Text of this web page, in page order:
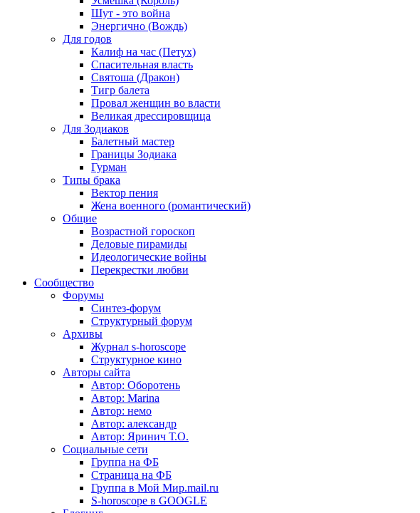
Шут - это война
Энергично (Вождь)
Для годов
Калиф на час (Петух)
Спасительная власть
Святоша (Дракон)
Тигр балета
Провал женщин во власти
Великая дрессировщица
Для Зодиаков
Балетный мастер
Границы Зодиака
Гурман
Типы брака
Вектор пения
Жена военного (романтический)
Общие
Возрастной гороскоп
Деловые пирамиды
Идеологические войны
Перекрестки любви
Сообщество
Форумы
Синтез-форум
Структурный форум
Архивы
Журнал s-horoscope
Структурное кино
Авторы сайта
Автор: Оборотень
Автор: Marina
Автор: немo
Автор: александр
Автор: Яринич Т.О.
Социальные сети
Группа на ФБ
Страница на ФБ
Группа в Мой Мир.mail.ru
S-horoscope в GOOGLE